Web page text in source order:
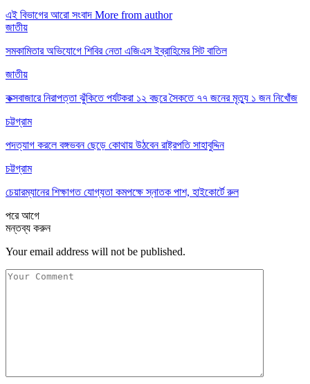
এই বিভাগের আরো সংবাদ More from author
জাতীয়
সমকামিতার অভিযোগে শিবির নেতা এজিএস ইব্রাহিমের সিট বাতিল
জাতীয়
কক্সবাজারে নিরাপত্তা ঝুঁকিতে পর্যটকরা ১২ বছরে সৈকতে ৭৭ জনের মৃত্যু ১ জন নিখোঁজ
চট্টগ্রাম
পদত্যাগ করলে বঙ্গভবন ছেড়ে কোথায় উঠবেন রাষ্ট্রপতি সাহাবুদ্দিন
চট্টগ্রাম
চেয়ারম্যানের শিক্ষাগত যোগ্যতা কমপক্ষে স্নাতক পাশ, হাইকোর্টে রুল
পরেআগে
মন্তব্য করুন
Your email address will not be published.